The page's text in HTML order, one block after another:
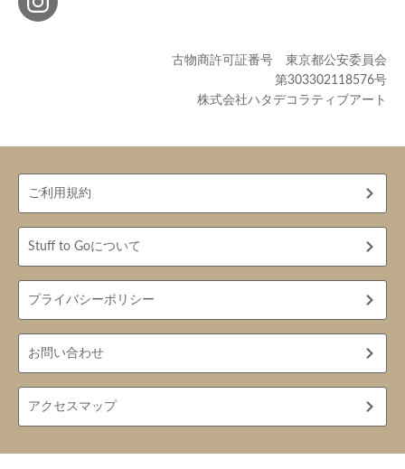
古物商許可証番号 東京都公安委員会
第303302118576号
株式会社ハタデコラティブアート
ご利用規約
Stuff to Goについて
プライバシーポリシー
お問い合わせ
アクセスマップ